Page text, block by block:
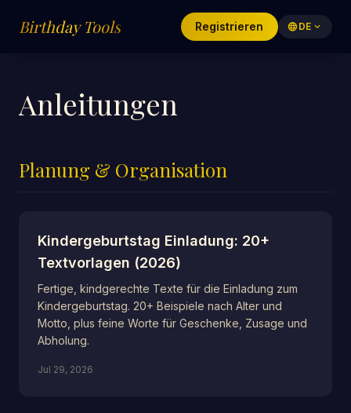
Birthday Tools Registrieren language DE expand_more
Anleitungen
Planung & Organisation
Kindergeburtstag Einladung: 20+
Textvorlagen (2026)
Fertige, kindgerechte Texte für die Einladung zum
Kindergeburtstag. 20+ Beispiele nach Alter und
Motto, plus feine Worte für Geschenke, Zusage und
Abholung.
Jul 29, 2026